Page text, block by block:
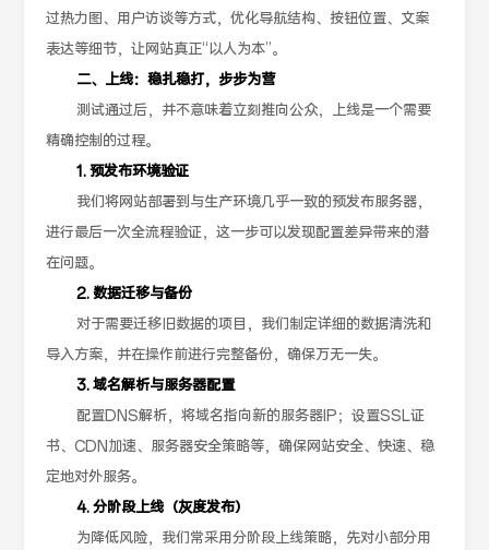
过热力图、用户访谈等方式，优化导航结构、按钮位置、文案
表达等细节，让网站真正“以人为本”。
二、上线：稳扎稳打，步步为营
测试通过后，并不意味着立刻推向公众，上线是一个需要
精确控制的过程。
1. 预发布环境验证
我们将网站部署到与生产环境几乎一致的预发布服务器，
进行最后一次全流程验证，这一步可以发现配置差异带来的潜
在问题。
2. 数据迁移与备份
对于需要迁移旧数据的项目，我们制定详细的数据清洗和
导入方案，并在操作前进行完整备份，确保万无一失。
3. 域名解析与服务器配置
配置DNS解析，将域名指向新的服务器IP；设置SSL证
书、CDN加速、服务器安全策略等，确保网站安全、快速、稳
定地对外服务。
4. 分阶段上线（灰度发布）
为降低风险，我们常采用分阶段上线策略，先对小部分用